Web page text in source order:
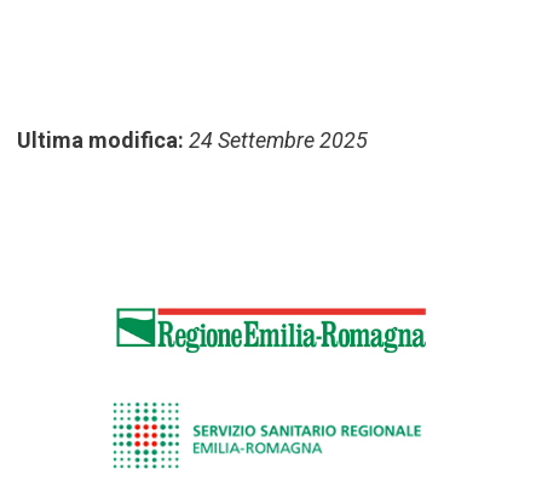
Ultima modifica: 24 Settembre 2025